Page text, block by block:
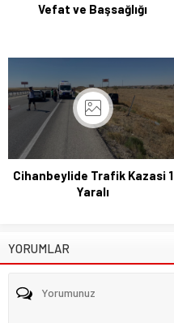
Vefat ve Başsağlığı
Cihanbeylide Trafik Kazasi 1
Yaralı
YORUMLAR